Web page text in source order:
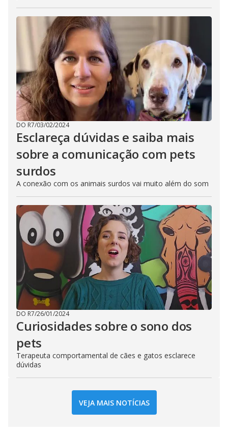
DO R7/03/02/2024
Esclareça dúvidas e saiba mais
sobre a comunicação com pets
surdos
A conexão com os animais surdos vai muito além do som
DO R7/26/01/2024
Curiosidades sobre o sono dos
pets
Terapeuta comportamental de cães e gatos esclarece
dúvidas
VEJA MAIS NOTÍCIAS